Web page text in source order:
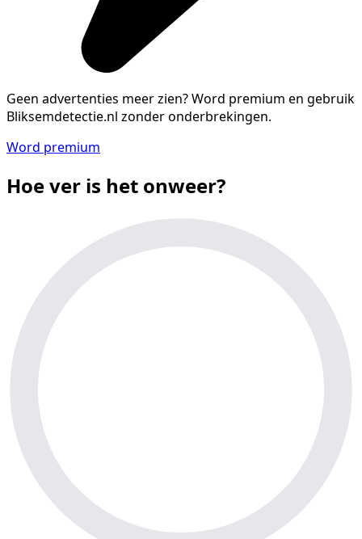
Geen advertenties meer zien?Word premium en gebruik
Bliksemdetectie.nl zonder onderbrekingen.
Word premium
Hoe ver is het onweer?